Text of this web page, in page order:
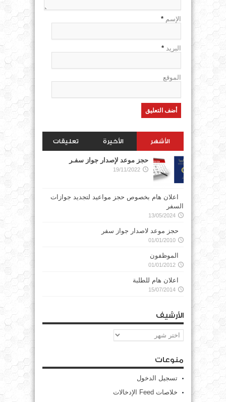
الإسم *
البريد *
الموقع
الأشهر الأخيرة تعليقات
حجز موعد لإصدار جواز سفـر
19/11/2022
اعلان هام بخصوص حجز مواعيد لتجديد جوازات
السفر
13/05/2024
حجز موعد لاصدار جواز سفر
01/01/2010
الموظفون
01/01/2012
اعلان هام للطلبة
15/07/2014
الأرشيف
الأرشيف
منوعات
تسجيل الدخول
خلاصات Feed الإدخالات